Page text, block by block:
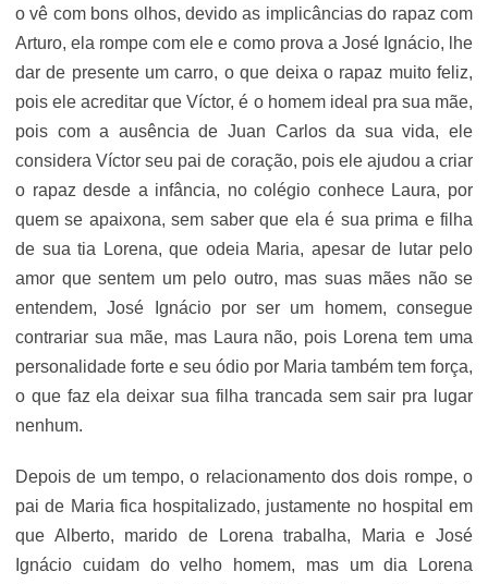
o vê com bons olhos, devido as implicâncias do rapaz com
Arturo, ela rompe com ele e como prova a José Ignácio, lhe
dar de presente um carro, o que deixa o rapaz muito feliz,
pois ele acreditar que Víctor, é o homem ideal pra sua mãe,
pois com a ausência de Juan Carlos da sua vida, ele
considera Víctor seu pai de coração, pois ele ajudou a criar
o rapaz desde a infância, no colégio conhece Laura, por
quem se apaixona, sem saber que ela é sua prima e filha
de sua tia Lorena, que odeia Maria, apesar de lutar pelo
amor que sentem um pelo outro, mas suas mães não se
entendem, José Ignácio por ser um homem, consegue
contrariar sua mãe, mas Laura não, pois Lorena tem uma
personalidade forte e seu ódio por Maria também tem força,
o que faz ela deixar sua filha trancada sem sair pra lugar
nenhum.
Depois de um tempo, o relacionamento dos dois rompe, o
pai de Maria fica hospitalizado, justamente no hospital em
que Alberto, marido de Lorena trabalha, Maria e José
Ignácio cuidam do velho homem, mas um dia Lorena